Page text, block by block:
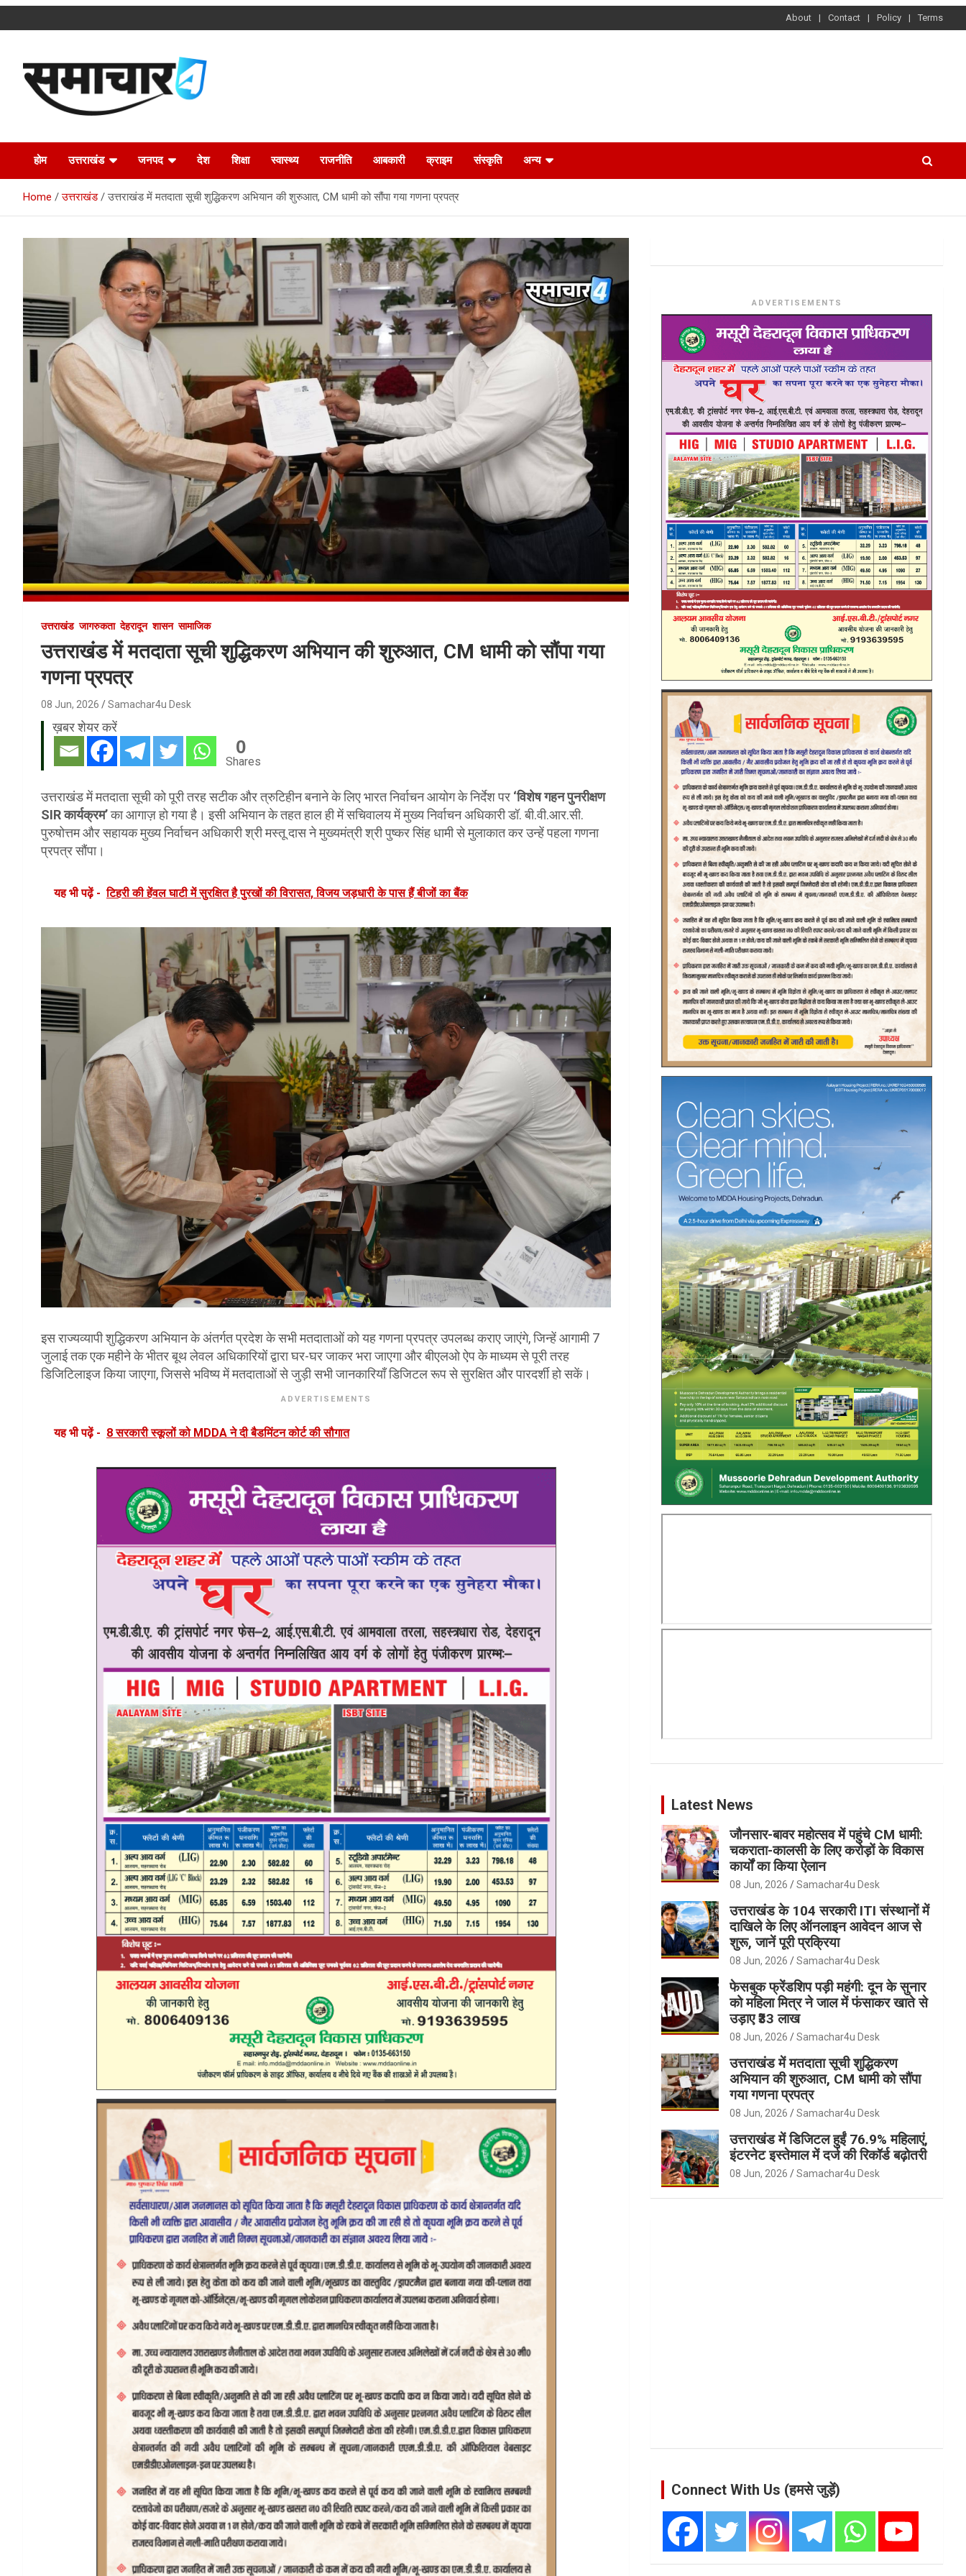
to
About Contact Policy Terms
Samachar4u
होम उत्तराखंड जनपद देश शिक्षा स्वास्थ्य राजनीति आबकारी क्राइम संस्कृति अन्य
Home उत्तराखंड उत्तराखंड में मतदाता सूची शुद्धिकरण अभियान की शुरुआत, CM धामी को सौंपा गया गणना प्रपत्र
उत्तराखंड जागरुकता देहरादून शासन सामाजिक
उत्तराखंड में मतदाता सूची शुद्धिकरण अभियान की शुरुआत, CM धामी को सौंपा गया
गणना प्रपत्र
08 Jun, 2026 Samachar4u Desk
ख़बर शेयर करें
0
Shares
उत्तराखंड में मतदाता सूची को पूरी तरह सटीक और त्रुटिहीन बनाने के लिए भारत निर्वाचन आयोग के निर्देश पर ‘विशेष गहन पुनरीक्षण
SIR कार्यक्रम’का आगाज़ हो गया है। इसी अभियान के तहत हाल ही में सचिवालय में मुख्य निर्वाचन अधिकारी डॉ. बी.वी.आर.सी.
पुरुषोत्तम और सहायक मुख्य निर्वाचन अधिकारी श्री मस्तू दास ने मुख्यमंत्री श्री पुष्कर सिंह धामी से मुलाकात कर उन्हें पहला गणना
प्रपत्र सौंपा।
यह भी पढ़ें - टिहरी की हेंवल घाटी में सुरक्षित है पुरखों की विरासत, विजय जड़धारी के पास हैं बीजों का बैंक
इस राज्यव्यापी शुद्धिकरण अभियान के अंतर्गत प्रदेश के सभी मतदाताओं को यह गणना प्रपत्र उपलब्ध कराए जाएंगे, जिन्हें आगामी 7
जुलाई तक एक महीने के भीतर बूथ लेवल अधिकारियों द्वारा घर-घर जाकर भरा जाएगा और बीएलओ ऐप के माध्यम से पूरी तरह
डिजिटिलाइज किया जाएगा, जिससे भविष्य में मतदाताओं से जुड़ी सभी जानकारियाँ डिजिटल रूप से सुरक्षित और पारदर्शी हो सकें।
ADVERTISEMENTS
यह भी पढ़ें - 8 सरकारी स्कूलों को MDDA ने दी बैडमिंटन कोर्ट की सौगात
ADVERTISEMENTS
Latest News
जौनसार-बावर महोत्सव में पहुंचे CM धामी:
चकराता-कालसी के लिए करोड़ों के विकास
कार्यों का किया ऐलान
08 Jun, 2026 Samachar4u Desk
उत्तराखंड के 104 सरकारी ITI संस्थानों में
दाखिले के लिए ऑनलाइन आवेदन आज से
शुरू, जानें पूरी प्रक्रिया
08 Jun, 2026 Samachar4u Desk
फेसबुक फ्रेंडशिप पड़ी महंगी: दून के सुनार
को महिला मित्र ने जाल में फंसाकर खाते से
उड़ाए ₹33 लाख
08 Jun, 2026 Samachar4u Desk
उत्तराखंड में मतदाता सूची शुद्धिकरण
अभियान की शुरुआत, CM धामी को सौंपा
गया गणना प्रपत्र
08 Jun, 2026 Samachar4u Desk
उत्तराखंड में डिजिटल हुईं 76.9% महिलाएं,
इंटरनेट इस्तेमाल में दर्ज की रिकॉर्ड बढ़ोतरी
08 Jun, 2026 Samachar4u Desk
Connect With Us (हमसे जुड़ें)